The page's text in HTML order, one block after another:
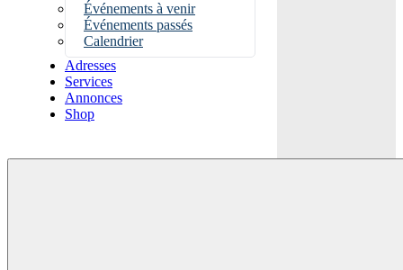
Événements à venir
Événements passés
Calendrier
Adresses
Services
Annonces
Shop